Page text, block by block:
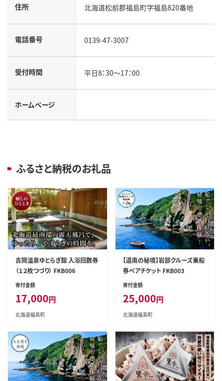
住所 北海道松前郡福島町字福島820番地
電話番号 0139-47-3007
受付時間 平日8：30～17：00
ホームページ
ふるさと納税のお礼品
吉岡温泉ゆとらぎ館 入浴回数券
（１２枚つづり） FKB006
寄付金額
17,000円
北海道福島町
【道南の秘境】岩部クルーズ乗船
券ペアチケット FKB003
寄付金額
25,000円
北海道福島町